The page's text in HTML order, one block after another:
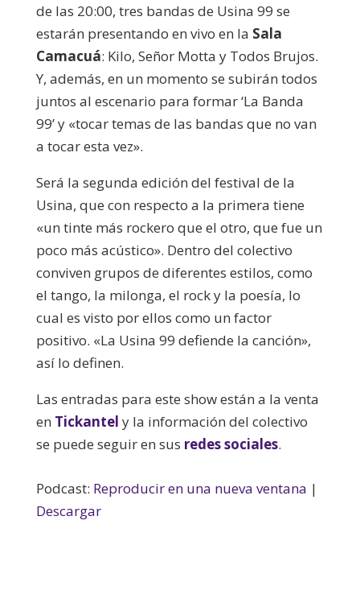
de las 20:00, tres bandas de Usina 99 se
estarán presentando en vivo en la Sala
Camacuá: Kilo, Señor Motta y Todos Brujos.
Y, además, en un momento se subirán todos
juntos al escenario para formar ‘La Banda
99’ y «tocar temas de las bandas que no van
a tocar esta vez».
Será la segunda edición del festival de la
Usina, que con respecto a la primera tiene
«un tinte más rockero que el otro, que fue un
poco más acústico». Dentro del colectivo
conviven grupos de diferentes estilos, como
el tango, la milonga, el rock y la poesía, lo
cual es visto por ellos como un factor
positivo. «La Usina 99 defiende la canción»,
así lo definen.
Las entradas para este show están a la venta
en Tickantel y la información del colectivo
se puede seguir en sus redes sociales.
Podcast: Reproducir en una nueva ventana |
Descargar